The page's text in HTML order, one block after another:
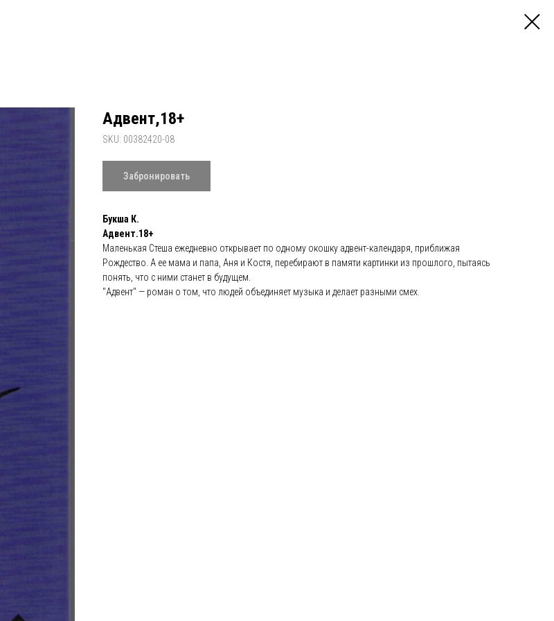
Адвент,18+
SKU: 00382420-08
Забронировать
Букша К.
Адвент.18+
Маленькая Стеша ежедневно открывает по одному окошку адвент-календаря, приближая
Рождество. А ее мама и папа, Аня и Костя, перебирают в памяти картинки из прошлого, пытаясь
понять, что с ними станет в будущем.
"Адвент" — роман о том, что людей объединяет музыка и делает разными смех.